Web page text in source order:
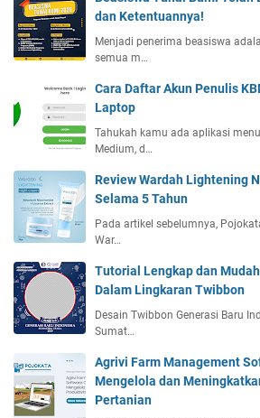
dan Ketentuannya!
Menjadi penerima beasiswa
semua m…
Cara Daftar Akun Penulis
Laptop
Tahukah kamu ada aplikasi
Medium, d…
Review Wardah Lightening
Selama 5 Tahun
Pada artikel sebelumnya,
War…
Tutorial Lengkap dan
Dalam Lingkaran Twibbon
Desain Twibbon Generasi Baru
Sumat…
Agrivi Farm Management
Mengelola dan
Pertanian